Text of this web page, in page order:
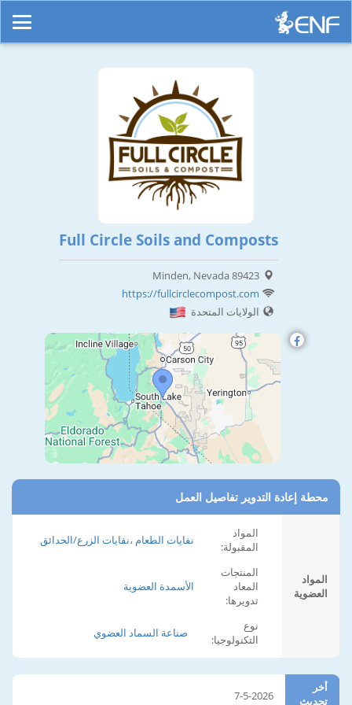
Full Circle Soils and Composts
Minden, Nevada 89423
https://fullcirclecompost.com
الولايات المتحدة
محطة إعادة التدوير تفاصيل العمل
المواد
العضوية
المواد
المقبولة:
نفايات الطعام ،نفايات الزرع/الحدائق
المنتجات
المعاد
تدويرها:
الأسمدة العضوية
نوع
التكنولوجيا:
صناعة السماد العضوي
أخر
تحديث
7-5-2026